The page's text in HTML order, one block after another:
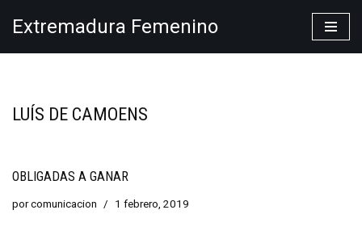
Extremadura Femenino
LUÍS DE CAMOENS
OBLIGADAS A GANAR
porcomunicacion 1 febrero, 2019